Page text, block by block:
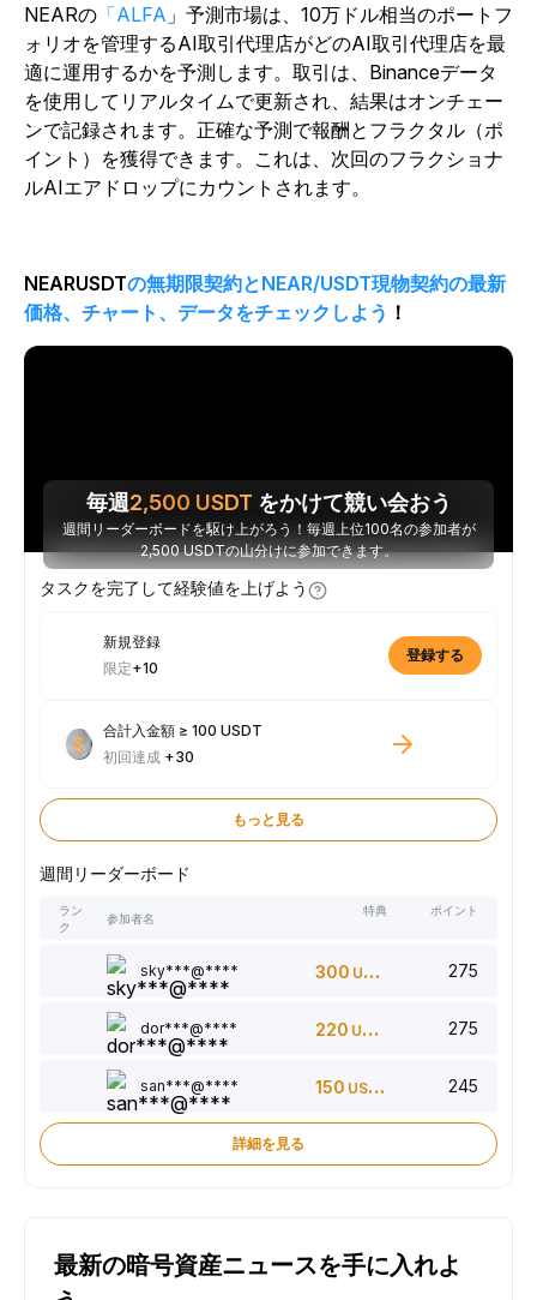
NEARの 「ALFA 」予測市場は、10万ドル相当のポートフ
ォリオを管理するAI取引代理店がどのAI取引代理店を最
適に運用するかを予測します。取引は、Binanceデータ
を使用してリアルタイムで更新され、結果はオンチェー
ンで記録されます。正確な予測で報酬とフラクタル（ポ
イント）を獲得できます。これは、次回のフラクショナ
ルAIエアドロップにカウントされます。
NEARUSDTの無期限契約とNEAR/USDT現物契約の最新
価格、チャート、データをチェックしよう ！
毎週2,500 USDT をかけて競い会おう
週間リーダーボードを駆け上がろう！毎週上位100名の参加者が
2,500 USDTの山分けに参加できます。
タスクを完了して経験値を上げよう
新規登録
限定+10
登録する
合計入金額 ≥ 100 USDT
初回達成 +30
もっと見る
週間リーダーボード
ラン
ク
参加者名
特典 ポイント
sky***@**** 300 USDT 275
dor***@**** 220 USDT 275
san***@**** 150 USDT 245
詳細を見る
最新の暗号資産ニュースを手に入れよ